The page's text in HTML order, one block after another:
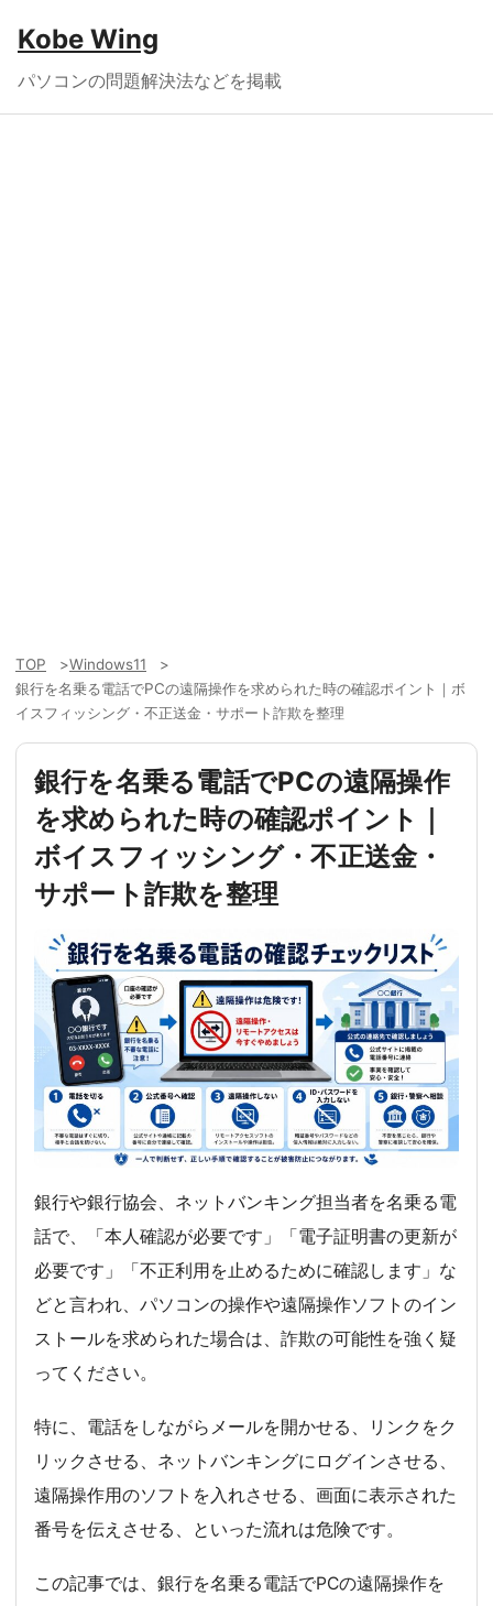
Kobe Wing
パソコンの問題解決法などを掲載
TOP
Windows11
銀行を名乗る電話でPCの遠隔操作を求められた時の確認ポイント｜ボ
イスフィッシング・不正送金・サポート詐欺を整理
銀行を名乗る電話でPCの遠隔操作
を求められた時の確認ポイント｜
ボイスフィッシング・不正送金・
サポート詐欺を整理
銀行や銀行協会、ネットバンキング担当者を名乗る電
話で、「本人確認が必要です」「電子証明書の更新が
必要です」「不正利用を止めるために確認します」な
どと言われ、パソコンの操作や遠隔操作ソフトのイン
ストールを求められた場合は、詐欺の可能性を強く疑
ってください。
特に、電話をしながらメールを開かせる、リンクをク
リックさせる、ネットバンキングにログインさせる、
遠隔操作用のソフトを入れさせる、画面に表示された
番号を伝えさせる、といった流れは危険です。
この記事では、銀行を名乗る電話でPCの遠隔操作を